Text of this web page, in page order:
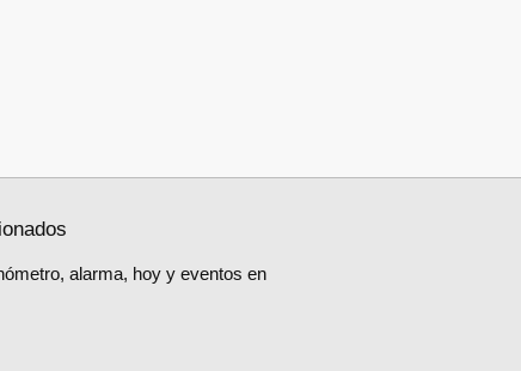
alarma, hoy y eventos en